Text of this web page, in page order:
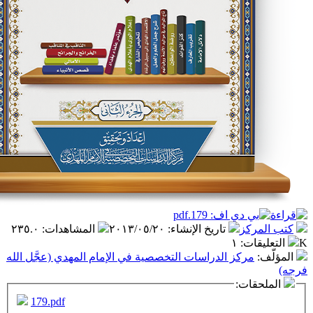
تاريخ الإنشاء:٢٠١٣/٠٥/٢٠ المشاهدات:٢٣٥.٠
:١
الدراسات التخصصية في الإمام المهدي (عجَّل الله